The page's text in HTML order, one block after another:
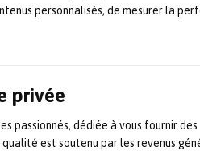
personnalisés, de mesurer la
privée
passionnés, dédiée à vous fournir des
est soutenu par les revenus
de i-